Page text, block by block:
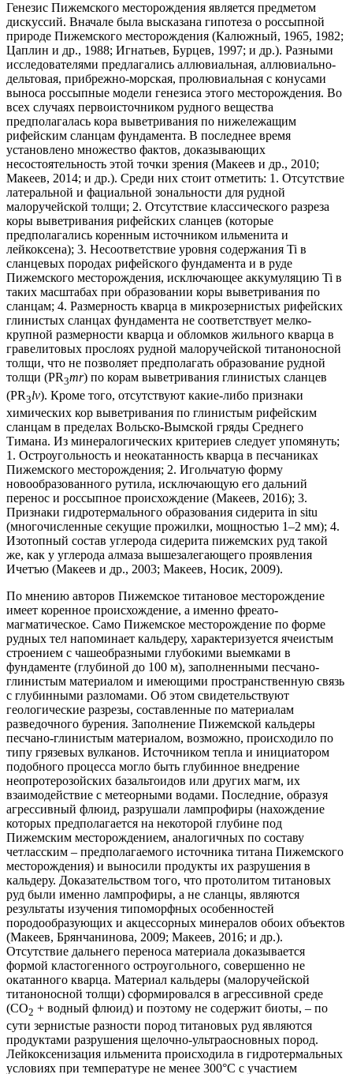
Генезис Пижемского месторождения является предметом
дискуссий. Вначале была высказана гипотеза о россыпной
природе Пижемского месторождения (Калюжный, 1965, 1982;
Цаплин и др., 1988; Игнатьев, Бурцев, 1997; и др.). Разными
исследователями предлагались аллювиальная, аллювиально-
дельтовая, прибрежно-морская, пролювиальная с конусами
выноса россыпные модели генезиса этого месторождения. Во
всех случаях первоисточником рудного вещества
предполагалась кора выветривания по нижележащим
рифейским сланцам фундамента. В последнее время
установлено множество фактов, доказывающих
несостоятельность этой точки зрения (Макеев и др., 2010;
Макеев, 2014; и др.). Среди них стоит отметить: 1. Отсутствие
латеральной и фациальной зональности для рудной
малоручейской толщи; 2. Отсутствие классического разреза
коры выветривания рифейских сланцев (которые
предполагались коренным источником ильменита и
лейкоксена); 3. Несоответствие уровня содержания Ti в
сланцевых породах рифейского фундамента и в руде
Пижемского месторождения, исключающее аккумуляцию Ti в
таких масштабах при образовании коры выветривания по
сланцам; 4. Размерность кварца в микрозернистых рифейских
глинистых сланцах фундамента не соответствует мелко-
крупной размерности кварца и обломков жильного кварца в
гравелитовых прослоях рудной малоручейской титаноносной
толщи, что не позволяет предполагать образование рудной
толщи (PR3mr) по корам выветривания глинистых сланцев
(PR3lv). Кроме того, отсутствуют какие-либо признаки
химических кор выветривания по глинистым рифейским
сланцам в пределах Вольско-Вымской гряды Среднего
Тимана. Из минералогических критериев следует упомянуть;
1. Остроугольность и неокатанность кварца в песчаниках
Пижемского месторождения; 2. Игольчатую форму
новообразованного рутила, исключающую его дальний
перенос и роcсыпное происхождение (Макеев, 2016); 3.
Признаки гидротермального образования сидерита in situ
(многочисленные секущие прожилки, мощностью 1–2 мм); 4.
Изотопный состав углерода сидерита пижемских руд такой
же, как у углерода алмаза вышезалегающего проявления
Ичетъю (Макеев и др., 2003; Макеев, Носик, 2009).
По мнению авторов Пижемское титановое месторождение
имеет коренное происхождение, а именно фреато-
магматическое. Само Пижемское месторождение по форме
рудных тел напоминает кальдеру, характеризуется ячеистым
строением с чашеобразными глубокими выемками в
фундаменте (глубиной до 100 м), заполненными песчано-
глинистым материалом и имеющими пространственную связь
с глубинными разломами. Об этом свидетельствуют
геологические разрезы, составленные по материалам
разведочного бурения. Заполнение Пижемской кальдеры
песчано-глинистым материалом, возможно, происходило по
типу грязевых вулканов. Источником тепла и инициатором
подобного процесса могло быть глубинное внедрение
неопротерозойских базальтоидов или других магм, их
взаимодействие с метеорными водами. Последние, образуя
агрессивный флюид, разрушали лампрофиры (нахождение
которых предполагается на некоторой глубине под
Пижемским месторождением, аналогичных по составу
четласским – предполагаемого источника титана Пижемского
месторождения) и выносили продукты их разрушения в
кальдеру. Доказательством того, что протолитом титановых
руд были именно лампрофиры, а не сланцы, являются
результаты изучения типоморфных особенностей
породообразующих и акцессорных минералов обоих объектов
(Макеев, Брянчанинова, 2009; Макеев, 2016; и др.).
Отсутствие дальнего переноса материала доказывается
формой кластогенного остроугольного, совершенно не
окатанного кварца. Материал кальдеры (малоручейской
титаноносной толщи) сформировался в агрессивной среде
(СО2 + водный флюид) и поэтому не содержит биоты, – по
сути зернистые разности пород титановых руд являются
продуктами разрушения щелочно-ультраосновных пород.
Лейкоксенизация ильменита происходила в гидротермальных
условиях при температуре не менее 300°С с участием